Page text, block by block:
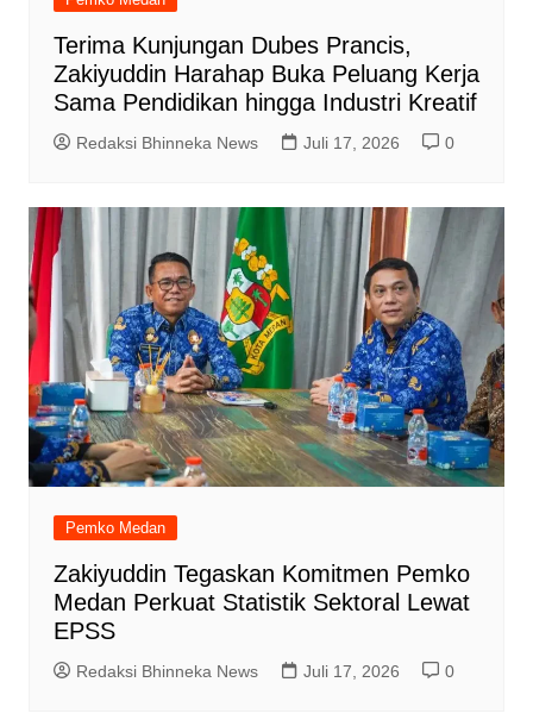
Terima Kunjungan Dubes Prancis,
Zakiyuddin Harahap Buka Peluang Kerja
Sama Pendidikan hingga Industri Kreatif
Redaksi Bhinneka News Juli 17, 2026 0
Pemko Medan
Zakiyuddin Tegaskan Komitmen Pemko
Medan Perkuat Statistik Sektoral Lewat
EPSS
Redaksi Bhinneka News Juli 17, 2026 0